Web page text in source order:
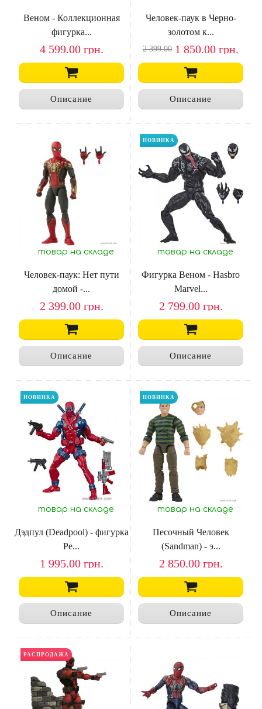
Веном - Коллекционная
фигурка...
4 599.00 грн.
Описание
Человек-паук в Черно-
золотом к...
2 399.00 1 850.00 грн.
Описание
товар на складе
Человек-паук: Нет пути
домой -...
2 399.00 грн.
Описание
НОВИНКА
товар на складе
Фигурка Веном - Hasbro
Marvel...
2 799.00 грн.
Описание
НОВИНКА
товар на складе
Дэдпул (Deadpool) - фигурка
Ре...
1 995.00 грн.
Описание
НОВИНКА
товар на складе
Песочный Человек
(Sandman) - э...
2 850.00 грн.
Описание
РАСПРОДАЖА